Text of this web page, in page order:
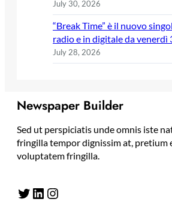
July 30, 2026
“Break Time” è il nuovo
radio e in digitale da venerdì
July 28, 2026
Newspaper Builder
Sed ut perspiciatis unde omnis iste
fringilla tempor dignissim at, pretium
voluptatem fringilla.
Twitter LinkedIn Instagram